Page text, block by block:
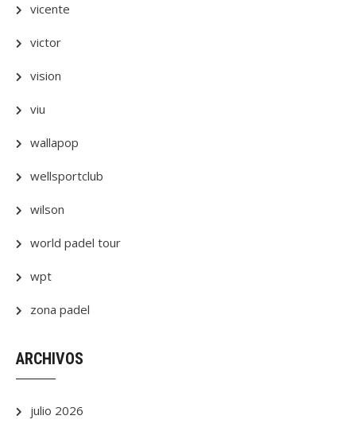
vicente
victor
vision
viu
wallapop
wellsportclub
wilson
world padel tour
wpt
zona padel
ARCHIVOS
julio 2026